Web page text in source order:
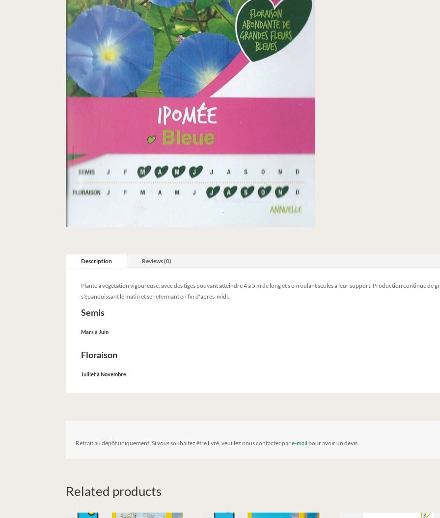
Description Reviews (0)
Plante à végétation vigoureuse, avec des tiges pouvant atteindre 4 à 5 m de long et s'enroulant seules à leur support. Production continue de
s'épanouissant le matin et se refermant en fin d'après-midi.
Semis
Mars à Juin
Floraison
Juillet à Novembre
Retrait au dépôt uniquement. Si vous souhaitez être livré, veuillez nous contacter pare-mail pour avoir un devis.
Related products